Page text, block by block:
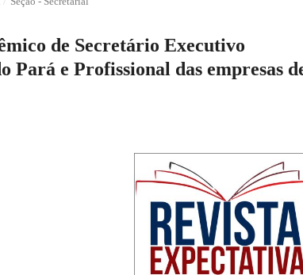
de Secretário Executivo
e Profissional das empresas